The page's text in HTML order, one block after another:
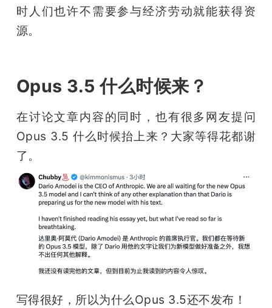
时人们也许不需要参与经济劳动就能获得资
源。
Opus 3.5 什么时候来？
在讨论文章内容的同时，也有很多网友提问
Opus 3.5 什么时候抬上来？大家等得花都谢
了。
写得很好，所以为什么Opus 3.5还不发布！